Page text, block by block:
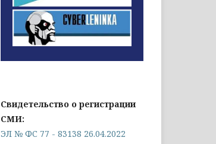
Свидетельство о регистрации
СМИ:
ЭЛ № ФС 77 - 83138 26.04.2022